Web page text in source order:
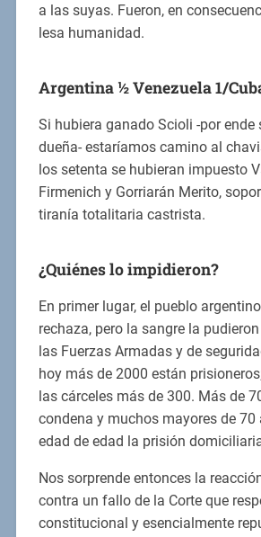
a las suyas. Fueron, en
lesa humanidad.
Argentina ½ Venezuela 1/
Si hubiera ganado Scioli -por ende
dueña- estaríamos camino al
los setenta se hubieran impuesto
Firmenich y Gorriarán Merito,
tiranía totalitaria castrista.
¿Quiénes lo impidieron?
En primer lugar, el pueblo
rechaza, pero la sangre la
las Fuerzas Armadas y de
hoy más de 2000 están
las cárceles más de 300. Más de
condena y muchos mayores de 70
edad de edad la prisión
Nos sorprende entonces la
contra un fallo de la Corte que
constitucional y esencialmente